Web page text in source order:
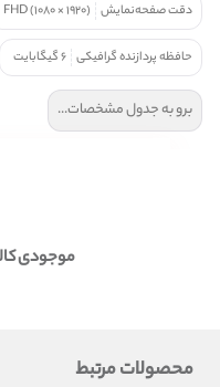
دقت صفحه‌نمایش (۱۹۲۰ × ۱۰۸۰) FHD
حافظه پردازنده‌ گرافیکی ۶ گیگابایت
برو به جدول مشخصات...
موجودی
محصولات مرتبط